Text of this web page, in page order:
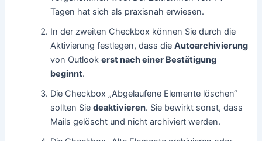
Tagen hat sich als praxisnah erwiesen.
In der zweiten Checkbox können Sie durch die
Aktivierung festlegen, dass dieAutoarchivierung
von Outlookerst nach einer Bestätigung
beginnt.
Die Checkbox „Abgelaufene Elemente löschen“
sollten Siedeaktivieren. Sie bewirkt sonst, dass
Mails gelöscht und nicht archiviert werden.